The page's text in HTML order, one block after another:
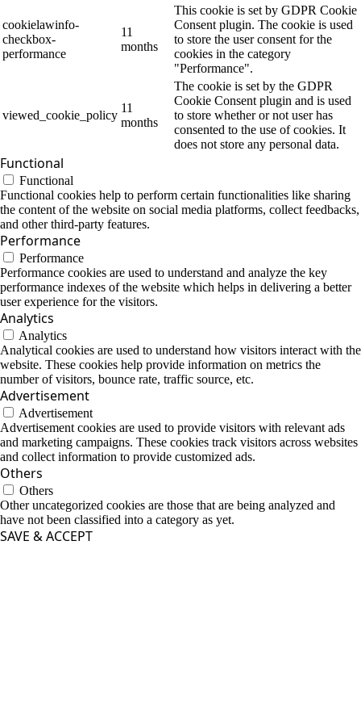
cookielawinfo-
checkbox-
performance
11
months
This cookie is set by GDPR Cookie
Consent plugin. The cookie is used
to store the user consent for the
cookies in the category
"Performance".
viewed_cookie_policy
11
months
The cookie is set by the GDPR
Cookie Consent plugin and is used
to store whether or not user has
consented to the use of cookies. It
does not store any personal data.
Functional
Functional
Functional cookies help to perform certain functionalities like sharing
the content of the website on social media platforms, collect feedbacks,
and other third-party features.
Performance
Performance
Performance cookies are used to understand and analyze the key
performance indexes of the website which helps in delivering a better
user experience for the visitors.
Analytics
Analytics
Analytical cookies are used to understand how visitors interact with the
website. These cookies help provide information on metrics the
number of visitors, bounce rate, traffic source, etc.
Advertisement
Advertisement
Advertisement cookies are used to provide visitors with relevant ads
and marketing campaigns. These cookies track visitors across websites
and collect information to provide customized ads.
Others
Others
Other uncategorized cookies are those that are being analyzed and
have not been classified into a category as yet.
SAVE & ACCEPT